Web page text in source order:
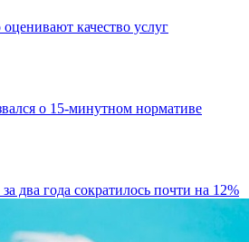
качество услуг
о 15-минутном нормативе
два года сократилось почти на 12%